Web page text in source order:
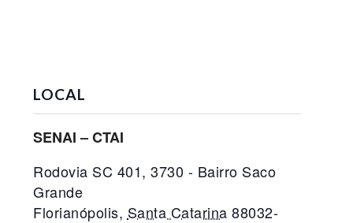
LOCAL
SENAI – CTAI
Rodovia SC 401, 3730 - Bairro Saco
Grande
Florianópolis, Santa Catarina 88032-